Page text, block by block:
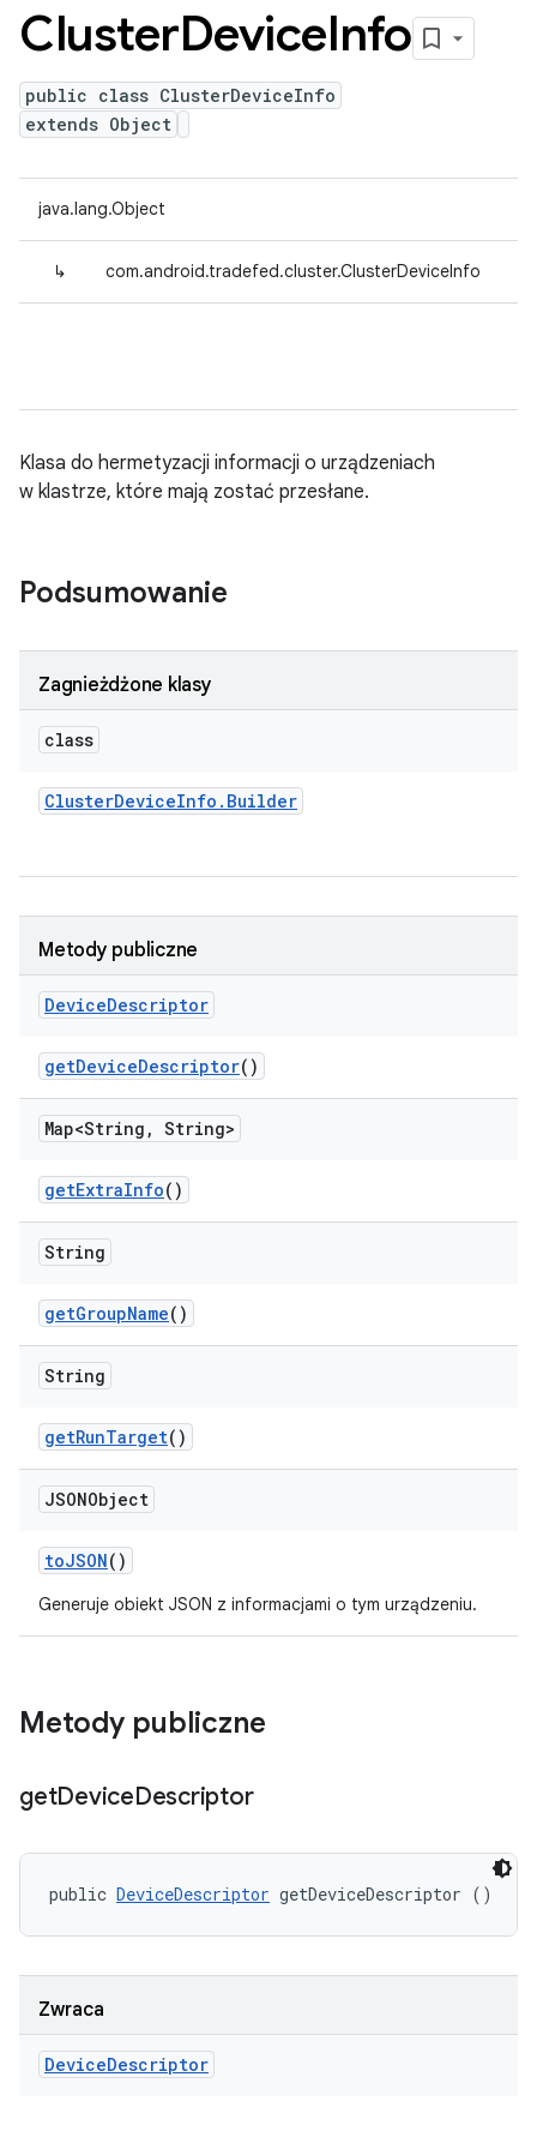
ClusterDeviceInfo
public class ClusterDeviceInfo
extends Object
java.lang.Object
↳ com.android.tradefed.cluster.ClusterDeviceInfo
Klasa do hermetyzacji informacji o urządzeniach
w klastrze, które mają zostać przesłane.
Podsumowanie
Zagnieżdżone klasy
class
ClusterDeviceInfo . Builder
Metody publiczne
DeviceDescriptor
getDeviceDescriptor()
Map<String , String>
getExtraInfo()
String
getGroupName()
String
getRunTarget()
JSONObject
toJSON()
Generuje obiekt JSON z informacjami o tym urządzeniu.
Metody publiczne
getDeviceDescriptor
public DeviceDescriptor getDeviceDescriptor ()
Zwraca
DeviceDescriptor